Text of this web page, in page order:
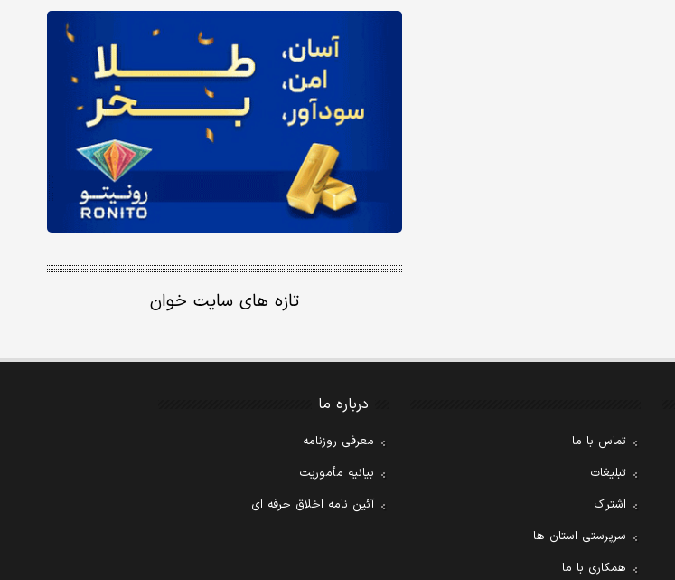
تازه های سایت خوان
تماس با ما
تبلیغات
اشتراک
سرپرستی استان ها
همکاری با ما
درباره ما
معرفی روزنامه
بیانیه مأموریت
آئین نامه اخلاق حرفه ای